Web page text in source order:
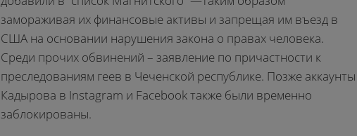
замораживая их финансовые активы и запрещая им въезд в
США на основании нарушения закона о правах человека.
Среди прочих обвинений – заявление по причастности к
преследованиям геев в Чеченской республике. Позже аккаунты
Кадырова в Instagram и Facebook также были временно
заблокированы.